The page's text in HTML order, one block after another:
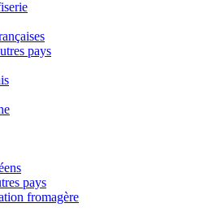
pays
pays
fromagère